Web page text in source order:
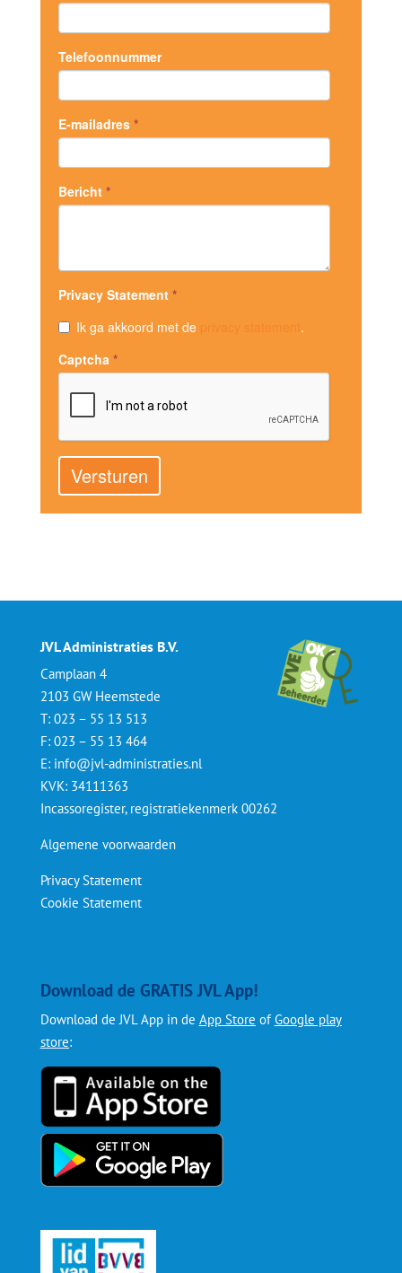
Telefoonnummer
E-mailadres *
Bericht *
Privacy Statement *
Ik ga akkoord met de
.
Captcha *
Versturen
JVL Administraties B.V.
Camplaan 4
2103 GW Heemstede
T: 023 – 55 13 513
F: 023 – 55 13 464
E: info@jvl-administraties.nl
KVK: 34111363
Incassoregister, registratiekenmerk 00262
Algemene voorwaarden
Privacy Statement
Cookie Statement
Download de GRATIS JVL App!
Download de JVL App in de App Store ofGoogle play
store: